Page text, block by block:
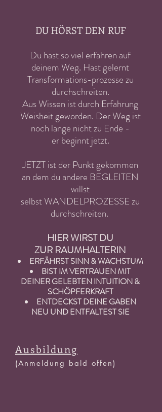
DU HÖRST DEN RUF
Du hast so viel erfahren auf
deinem Weg. Hast gelernt
Transformations-prozesse zu
durchschreiten.
Aus Wissen ist durch Erfahrung
Weisheit geworden. Der Weg ist
noch lange nichtzu Ende -
erbeginnt jetzt.
JETZT ist der Punkt gekommen
an dem du andere BEGLEITEN
willst
selbst WANDELPROZESSE zu
durchschreiten.
HIER WIRST DU
ZUR RAUMHALTERIN
ERFÄHRST SINN & WACHSTUM
BIST IM VERTRAUEN MIT
DEINER GELEBTEN INTUITION &
SCHÖPFERKRAFT
ENTDECKST DEINE GABEN
NEU UND ENTFALTEST SIE
Ausbildung
(Anmeldung bald offen)